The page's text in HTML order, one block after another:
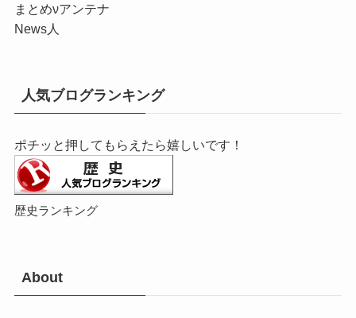
まとめνアンテナ
News人
人気ブログランキング
ポチッと押してもらえたら嬉しいです！
歴史ランキング
About